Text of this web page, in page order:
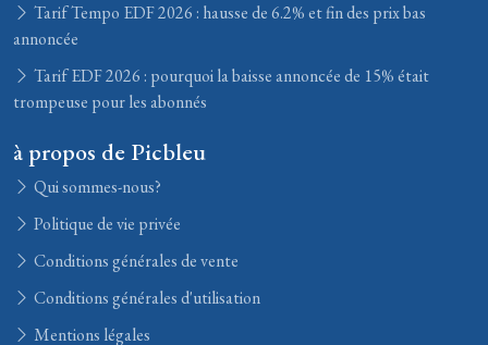
Tarif Tempo EDF 2026 : hausse de 6.2% et fin des prix bas
annoncée
Tarif EDF 2026 : pourquoi la baisse annoncée de 15% était
trompeuse pour les abonnés
à propos de Picbleu
Qui sommes-nous?
Politique de vie privée
Conditions générales de vente
Conditions générales d'utilisation
Mentions légales